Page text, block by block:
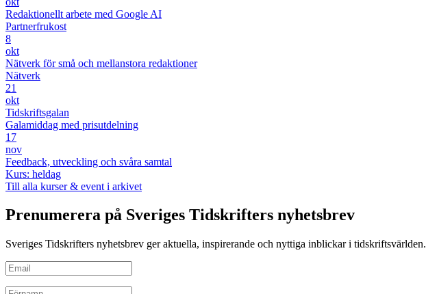
Redaktionellt arbete med Google AI
Partnerfrukost
8
okt
Nätverk för små och mellanstora redaktioner
Nätverk
21
okt
Tidskriftsgalan
Galamiddag med prisutdelning
17
nov
Feedback, utveckling och svåra samtal
Kurs: heldag
Till alla kurser & event i arkivet
Prenumerera på Sveriges Tidskrifters nyhetsbrev
Sveriges Tidskrifters nyhetsbrev ger aktuella, inspirerande och nyttiga inblickar i tidskriftsvärlden.